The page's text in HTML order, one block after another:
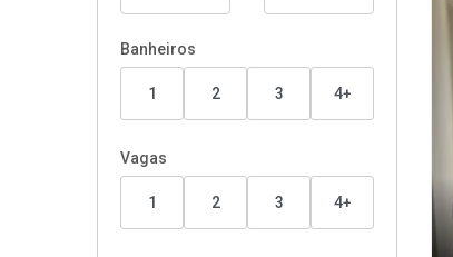
Banheiros
1 2 3 4+
Vagas
1 2 3 4+